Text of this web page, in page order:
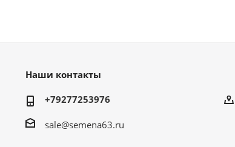
Наши контакты
+79277253976
sale@semena63.ru